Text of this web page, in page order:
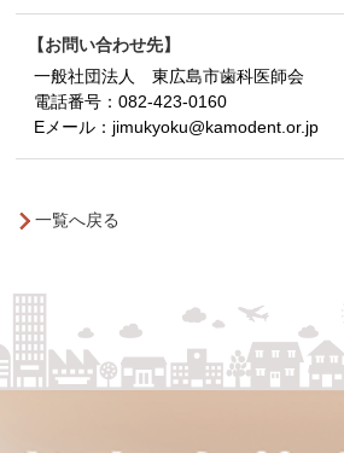
お問い合わせ先
一般社団法人 東広島市歯科医師会
電話番号：082-423-0160
Eメール： jimukyoku@kamodent.or.jp
一覧へ戻る